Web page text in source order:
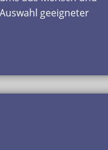
geeigneter